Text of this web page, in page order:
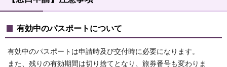
有効中のパスポートについて
有効中のパスポートは申請時及び交付時に必要になります。
また、残りの有効期間は切り捨てとなり、旅券番号も変わりま